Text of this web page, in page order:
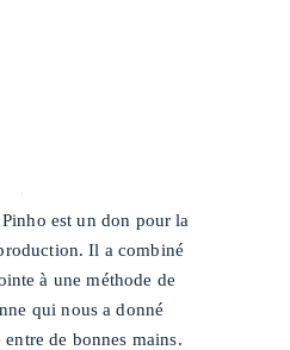
est un don pour la
Il a combiné
à une méthode de
qui nous a donné
de bonnes mains.